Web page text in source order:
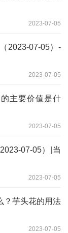
2023-07-05
2023-07-05）-
2023-07-05
主要价值是什
2023-07-05
07-05）|当
2023-07-05
？芋头花的用法
2023-07-05